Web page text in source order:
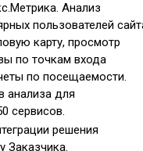
Анализ
пользователей
карту, просмотр
по точкам входа
по посещаемости.
анализа для
сервисов.
решения
Заказчика.